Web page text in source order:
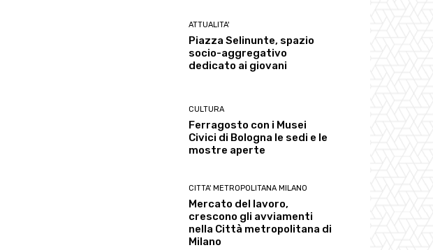
ATTUALITA'
Piazza Selinunte, spazio
socio-aggregativo
dedicato ai giovani
CULTURA
Ferragosto con i Musei
Civici di Bologna le sedi e le
mostre aperte
CITTA' METROPOLITANA MILANO
Mercato del lavoro,
crescono gli avviamenti
nella Città metropolitana di
Milano